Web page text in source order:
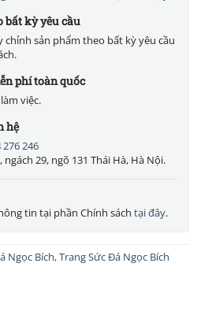
bất kỳ yêu cầu
chỉnh sản phẩm theo bất kỳ yêu cầu
phí toàn quốc
việc.
hệ
276 246
ngách 29, ngõ 131 Thái Hà, Hà Nội.
tin tại phần Chính sách tại đây.
Ngọc Bích,Trang Sức Đá Ngọc Bích